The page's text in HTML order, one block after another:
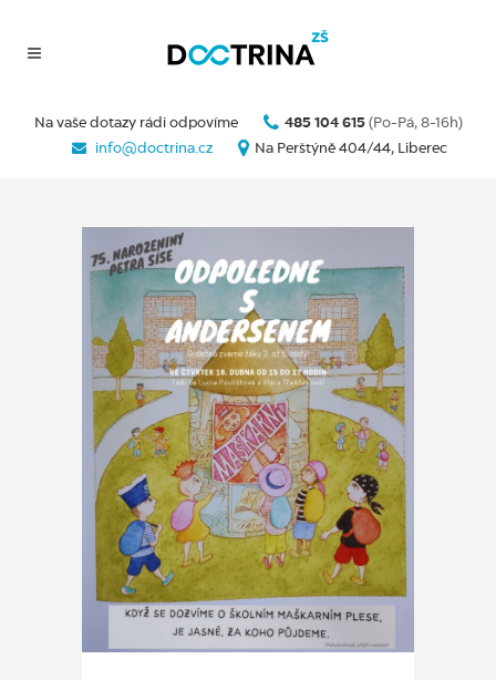
Na vaše dotazy rádi odpovíme 485 104 615 (Po-Pá, 8-16h)
info@doctrina.cz
Na Perštýně 404/44, Liberec